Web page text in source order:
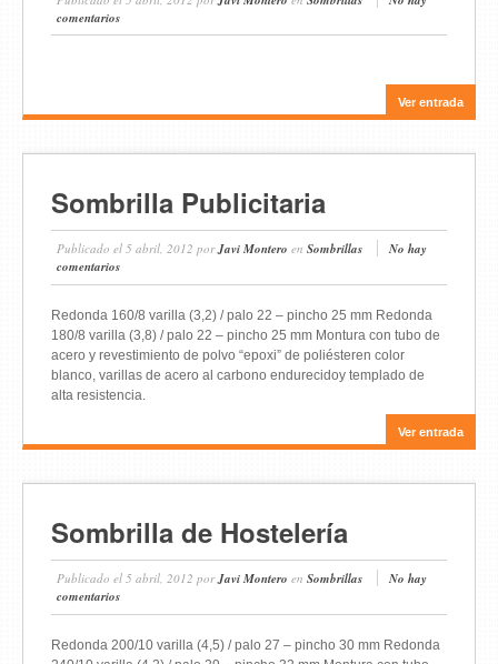
comentarios
Ver entrada
Sombrilla Publicitaria
Publicado el 5 abril, 2012 porJavi Montero en Sombrillas
No hay
comentarios
Redonda 160/8 varilla (3,2) / palo 22 – pincho 25 mm Redonda
180/8 varilla (3,8) / palo 22 – pincho 25 mm Montura con tubo de
acero y revestimiento de polvo “epoxi” de poliésteren color
blanco, varillas de acero al carbono endurecidoy templado de
alta resistencia.
Ver entrada
Sombrilla de Hostelería
Publicado el 5 abril, 2012 porJavi Montero en Sombrillas
No hay
comentarios
Redonda 200/10 varilla (4,5) / palo 27 – pincho 30 mm Redonda